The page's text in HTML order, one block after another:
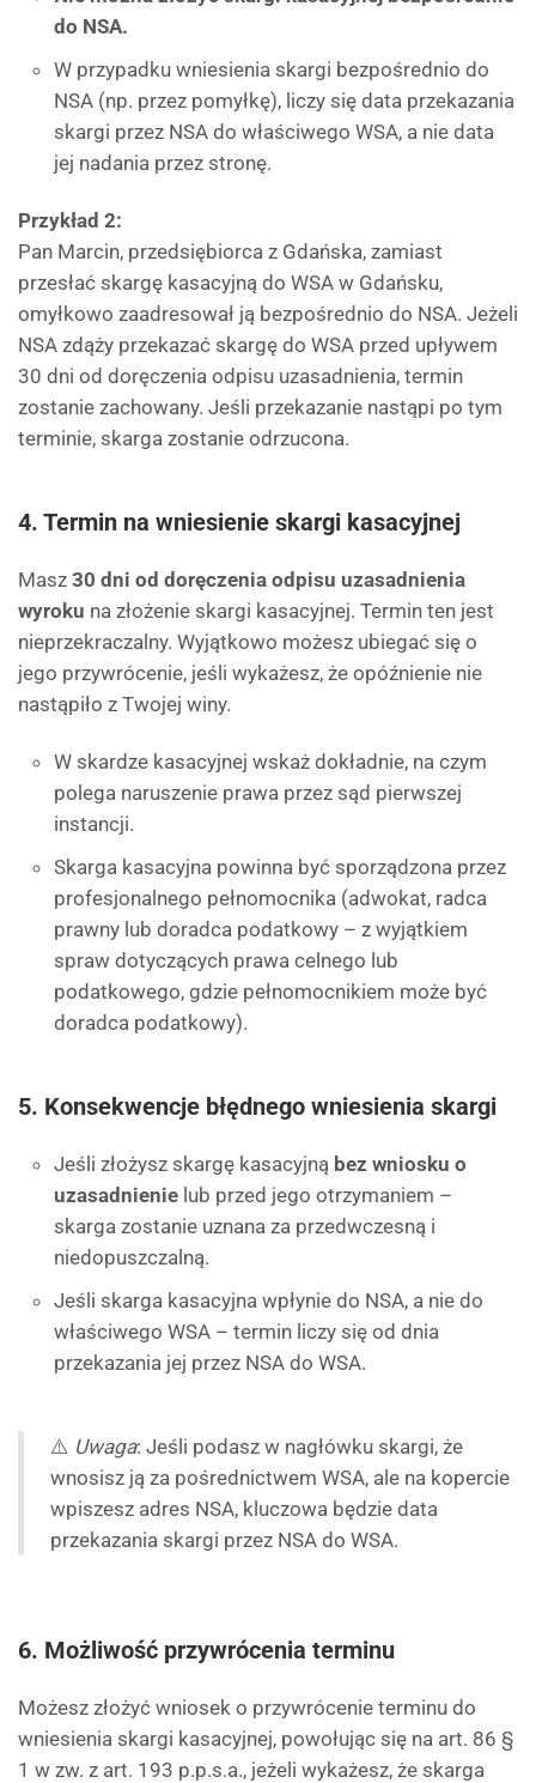
do NSA.
W przypadku wniesienia skargi bezpośrednio do
NSA (np. przez pomyłkę), liczy się data przekazania
skargi przez NSA do właściwego WSA, a nie data
jej nadania przez stronę.
Przykład 2:
Pan Marcin, przedsiębiorca z Gdańska, zamiast
przesłać skargę kasacyjną do WSA w Gdańsku,
omyłkowo zaadresował ją bezpośrednio do NSA. Jeżeli
NSA zdąży przekazać skargę do WSA przed upływem
30 dni od doręczenia odpisu uzasadnienia, termin
zostanie zachowany. Jeśli przekazanie nastąpi po tym
terminie, skarga zostanie odrzucona.
4. Termin na wniesienie skargi kasacyjnej
Masz 30 dni od doręczenia odpisu uzasadnienia
wyroku na złożenie skargi kasacyjnej. Termin ten jest
nieprzekraczalny. Wyjątkowo możesz ubiegać się o
jego przywrócenie, jeśli wykażesz, że opóźnienie nie
nastąpiło z Twojej winy.
W skardze kasacyjnej wskaż dokładnie, na czym
polega naruszenie prawa przez sąd pierwszej
instancji.
Skarga kasacyjna powinna być sporządzona przez
profesjonalnego pełnomocnika (adwokat, radca
prawny lub doradca podatkowy – z wyjątkiem
spraw dotyczących prawa celnego lub
podatkowego, gdzie pełnomocnikiem może być
doradca podatkowy).
5. Konsekwencje błędnego wniesienia skargi
Jeśli złożysz skargę kasacyjną bez wniosku o
uzasadnienie lub przed jego otrzymaniem –
skarga zostanie uznana za przedwczesną i
niedopuszczalną.
Jeśli skarga kasacyjna wpłynie do NSA, a nie do
właściwego WSA – termin liczy się od dnia
przekazania jej przez NSA do WSA.
⚠️ Uwaga: Jeśli podasz w nagłówku skargi, że
wnosisz ją za pośrednictwem WSA, ale na kopercie
wpiszesz adres NSA, kluczowa będzie data
przekazania skargi przez NSA do WSA.
6. Możliwość przywrócenia terminu
Możesz złożyć wniosek o przywrócenie terminu do
wniesienia skargi kasacyjnej, powołując się na art. 86 §
1 w zw. z art. 193 p.p.s.a., jeżeli wykażesz, że skarga